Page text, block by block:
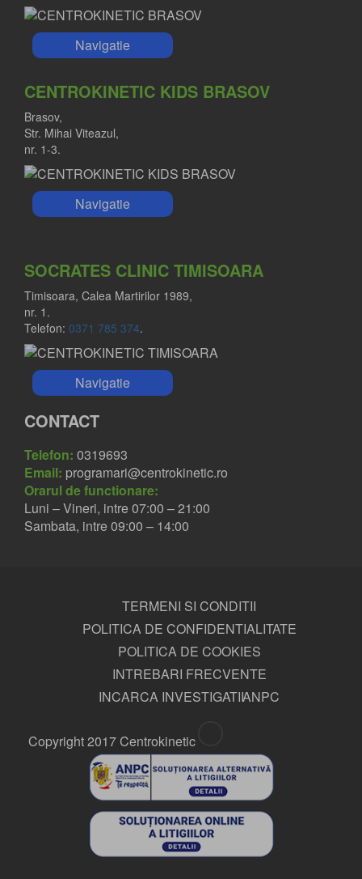
Navigatie
CENTROKINETIC KIDS BRASOV
Brasov,
Str. Mihai Viteazul,
nr. 1-3.
Navigatie
SOCRATES CLINIC TIMISOARA
Timisoara, Calea Martirilor 1989,
nr. 1.
Telefon: 0371 785 374.
Navigatie
CONTACT
Telefon: 0319693
Email: programari@centrokinetic.ro
Orarul de functionare:
Luni – Vineri, intre 07:00 – 21:00
Sambata, intre 09:00 – 14:00
TERMENI SI CONDITII
POLITICA DE CONFIDENTIALITATE
POLITICA DE COOKIES
INTREBARI FRECVENTE
INCARCA INVESTIGATIIANPC
Copyright 2017 Centrokinetic